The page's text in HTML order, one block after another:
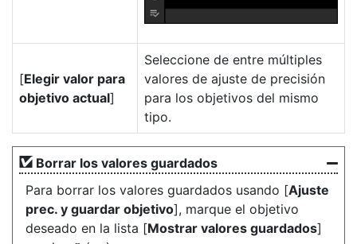
[Elegir valor para
objetivo actual]
Seleccione de entre múltiples
valores de ajuste de precisión
para los objetivos del mismo
tipo.
Borrar los valores guardados
Para borrar los valores guardados usando [Ajuste
prec. y guardar objetivo], marque el objetivo
deseado en la lista [Mostrar valores guardados]